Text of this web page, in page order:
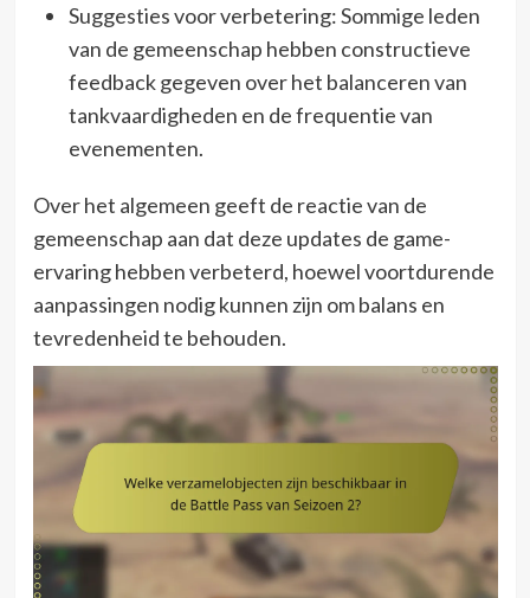
Suggesties voor verbetering: Sommige leden
van de gemeenschap hebben constructieve
feedback gegeven over het balanceren van
tankvaardigheden en de frequentie van
evenementen.
Over het algemeen geeft de reactie van de
gemeenschap aan dat deze updates de game-
ervaring hebben verbeterd, hoewel voortdurende
aanpassingen nodig kunnen zijn om balans en
tevredenheid te behouden.